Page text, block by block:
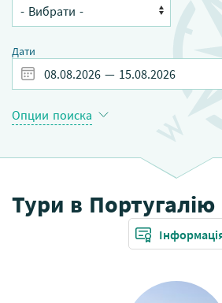
Дати
Опции поиска
Тури в Португалію